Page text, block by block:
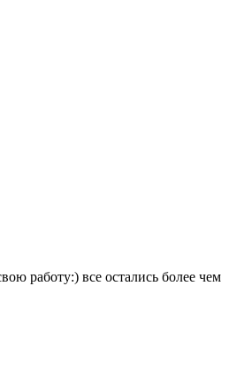
работу:) все остались более чем